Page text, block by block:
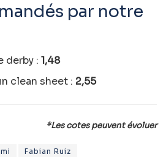
par notre
derby :1,48
clean sheet : 2,55
*Les cotes peuvent évoluer
Fabian Ruiz